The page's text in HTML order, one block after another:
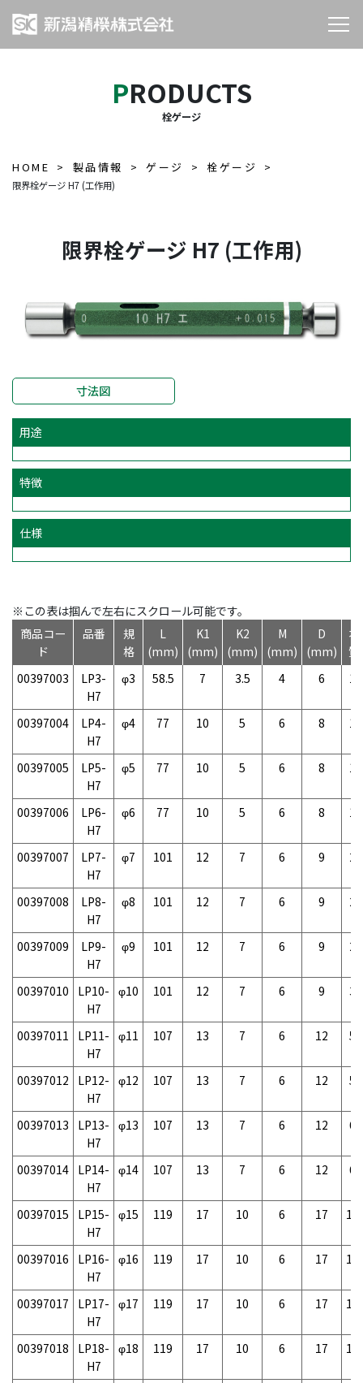
PRODUCTS
栓ゲージ
HOME 製品情報 ゲージ 栓ゲージ
限界栓ゲージ H7 (工作用)
限界栓ゲージ H7 (工作用)
寸法図
用途
特徴
仕様
※この表は掴んで左右にスクロール可能です。
商品コー
ド
品番
規
格
L
(mm)
K1
(mm)
K2
(mm)
M
(mm)
D
(mm)
本
質
00397003
LP3-
H7
φ3 58.5 7 3.5 4 6
00397004
LP4-
H7
φ4 77 10 5 6 8
00397005
LP5-
H7
φ5 77 10 5 6 8
00397006
LP6-
H7
φ6 77 10 5 6 8
00397007
LP7-
H7
φ7 101 12 7 6 9
00397008
LP8-
H7
φ8 101 12 7 6 9
00397009
LP9-
H7
φ9 101 12 7 6 9
00397010
LP10-
H7
φ10 101 12 7 6 9
00397011
LP11-
H7
φ11 107 13 7 6 12
00397012
LP12-
H7
φ12 107 13 7 6 12
00397013
LP13-
H7
φ13 107 13 7 6 12
00397014 LP14-
H7
φ14 107 13 7 6 12
00397015
LP15-
H7
φ15 119 17 10 6 17
00397016
LP16-
H7
φ16 119 17 10 6 17
00397017
LP17-
H7
φ17 119 17 10 6 17
00397018
LP18-
H7
φ18 119 17 10 6 17